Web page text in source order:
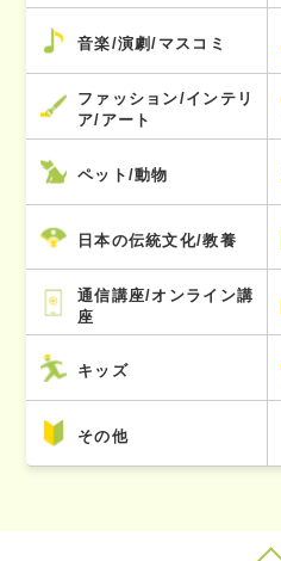
音楽/演劇/マスコミ
ファッション/インテリ
ア/アート
ペット/動物
日本の伝統文化/教養
通信講座/オンライン講
座
キッズ
その他